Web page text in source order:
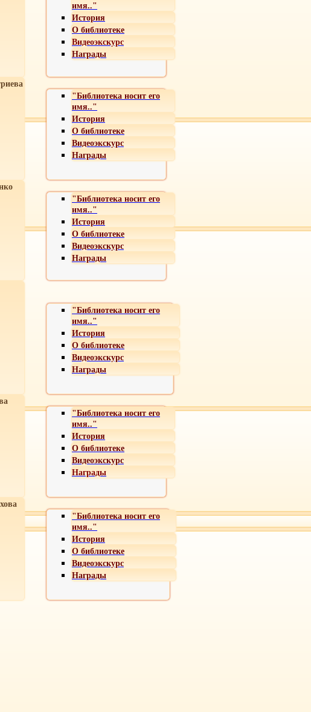
имя.."
История
О библиотеке
Видеоэкскурс
Награды
"Библиотека носит его
имя.."
История
О библиотеке
Видеоэкскурс
Награды
"Библиотека носит его
имя.."
История
О библиотеке
Видеоэкскурс
Награды
"Библиотека носит его
имя.."
История
О библиотеке
Видеоэкскурс
Награды
"Библиотека носит его
имя.."
История
О библиотеке
Видеоэкскурс
Награды
"Библиотека носит его
имя.."
История
О библиотеке
Видеоэкскурс
Награды